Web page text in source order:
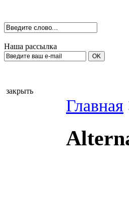
Наша рассылка
закрыть
Главная